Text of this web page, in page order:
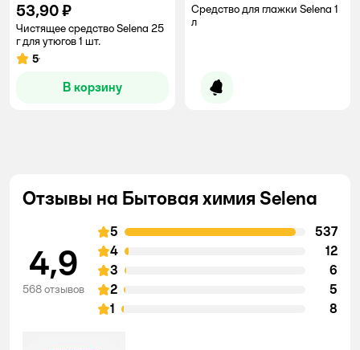
53,90 ₽
Чистящее средство Selena 25
г для утюгов 1 шт.
Рейтинг:
5
В корзину
Средство для глажки Selena 1
л
Уведомить о появлении
Отзывы на Бытовая химия Selena
4,9
568 отзывов
5
537
4
12
3
6
2
5
1
8